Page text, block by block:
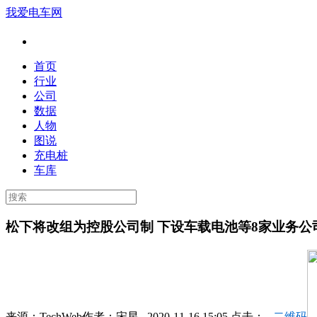
我爱电车网
首页
行业
公司
数据
人物
图说
充电桩
车库
松下将改组为控股公司制 下设车载电池等8家业务公